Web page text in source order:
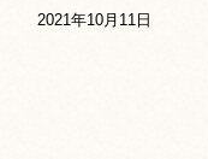
2021年10月11日